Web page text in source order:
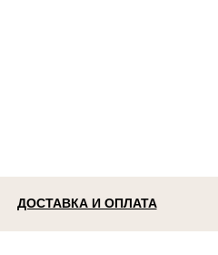
ДОСТАВКА И ОПЛАТА